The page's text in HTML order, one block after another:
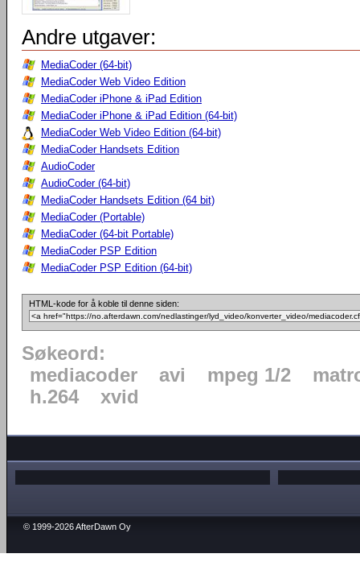
Andre utgaver:
MediaCoder (64-bit)
MediaCoder Web Video Edition
MediaCoder iPhone & iPad Edition
MediaCoder iPhone & iPad Edition (64-bit)
MediaCoder Web Video Edition (64-bit)
MediaCoder Handsets Edition
AudioCoder
AudioCoder (64-bit)
MediaCoder Handsets Edition (64 bit)
MediaCoder (Portable)
MediaCoder (64-bit Portable)
MediaCoder PSP Edition
MediaCoder PSP Edition (64-bit)
HTML-kode for å koble til denne siden:
Søkeord:
mediacoder
avi mpeg 1/2
h.264
xvid
© 1999-2026 AfterDawn Oy